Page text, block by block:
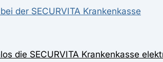
der SECURVITA Krankenkasse
die SECURVITA Krankenkasse